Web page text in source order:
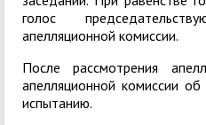
голос
апелляционной комиссии.
После рассмотрения
апелляционной комиссии
испытанию.